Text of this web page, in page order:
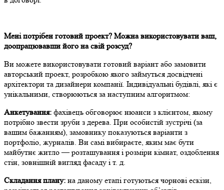
Мені потрібен готовий проект? Можна використовувати ваш,
доопрацювавши його на свій розсуд?
Ви можете використовувати готовий варіант або замовити
авторський проект, розробкою якого займуться досвідчені
архітектори та дизайнери компанії. Індивідуальні будівлі, які є
унікальними, створюються за наступним алгоритмом:
Анкетування: фахівець обговорює нюанси з клієнтом, якому
потрібно звести зруби з дерева. При особистій зустрічі (за
вашим бажанням), замовнику показуються варіанти з
портфоліо, журналів. Ви самі вибираєте, яким має бути
майбутнє житло — розташування і розміри кімнат, оздоблення
стін, зовнішній вигляд фасаду і т. д.
Складання плану: на даному етапі готуються чорнові ескізи,